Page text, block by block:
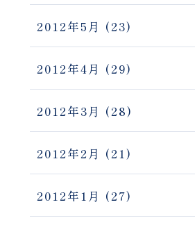
2012年5月 (23)
2012年4月 (29)
2012年3月 (28)
2012年2月 (21)
2012年1月 (27)